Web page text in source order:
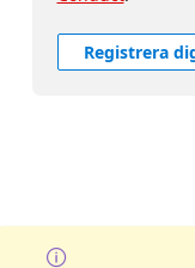
Registrera